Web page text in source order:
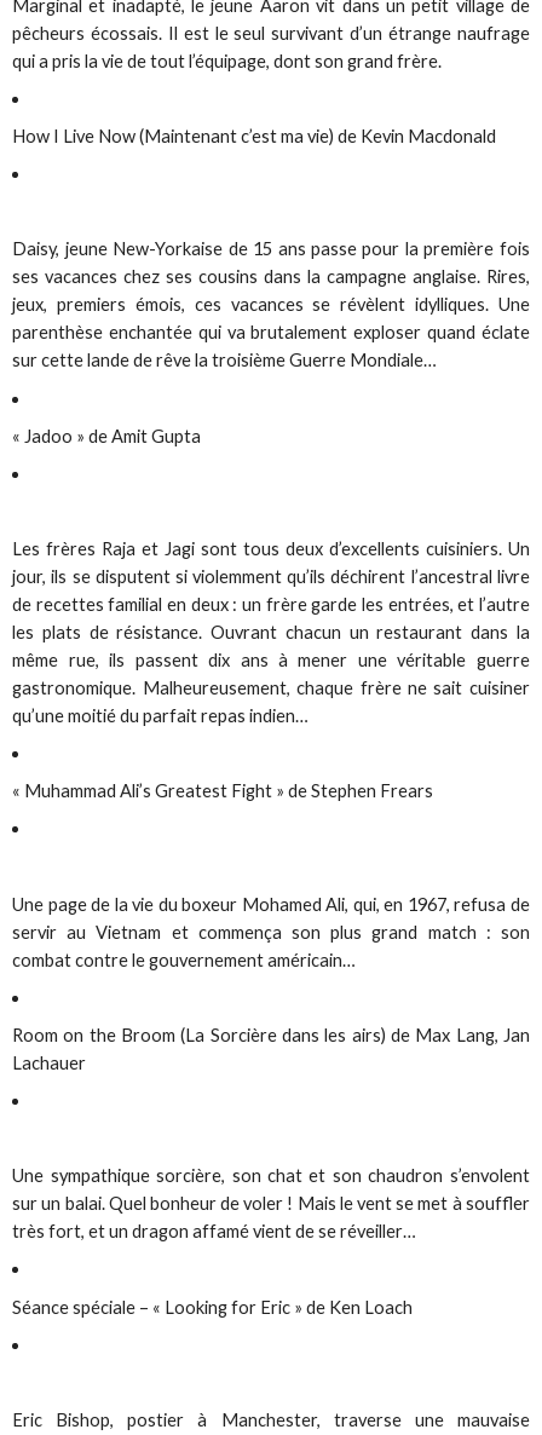
Marginal et inadapté, le jeune Aaron vit dans un petit village de
pêcheurs écossais. Il est le seul survivant d’un étrange naufrage
qui a pris la vie de tout l’équipage, dont son grand frère.
How I Live Now (Maintenant c’est ma vie) de Kevin Macdonald
Daisy, jeune New-Yorkaise de 15 ans passe pour la première fois
ses vacances chez ses cousins dans la campagne anglaise. Rires,
jeux, premiers émois, ces vacances se révèlent idylliques. Une
parenthèse enchantée qui va brutalement exploser quand éclate
sur cette lande de rêve la troisième Guerre Mondiale…
« Jadoo » de Amit Gupta
Les frères Raja et Jagi sont tous deux d’excellents cuisiniers. Un
jour, ils se disputent si violemment qu’ils déchirent l’ancestral livre
de recettes familial en deux : un frère garde les entrées, et l’autre
les plats de résistance. Ouvrant chacun un restaurant dans la
même rue, ils passent dix ans à mener une véritable guerre
gastronomique. Malheureusement, chaque frère ne sait cuisiner
qu’une moitié du parfait repas indien…
« Muhammad Ali’s Greatest Fight » de Stephen Frears
Une page de la vie du boxeur Mohamed Ali, qui, en 1967, refusa de
servir au Vietnam et commença son plus grand match : son
combat contre le gouvernement américain…
Room on the Broom (La Sorcière dans les airs) de Max Lang, Jan
Lachauer
Une sympathique sorcière, son chat et son chaudron s’envolent
sur un balai. Quel bonheur de voler ! Mais le vent se met à souffler
très fort, et un dragon affamé vient de se réveiller…
Séance spéciale – « Looking for Eric » de Ken Loach
Eric Bishop, postier à Manchester, traverse une mauvaise